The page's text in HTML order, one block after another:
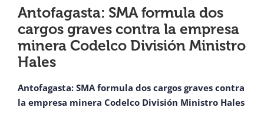
PREGUNTAS FRECUENTES
CONTACTO
Antofagasta: SMA formula dos
cargos graves contra la empresa
minera Codelco División Ministro
Hales
Antofagasta: SMA formula dos cargos graves contra
la empresa minera Codelco División Ministro Hales